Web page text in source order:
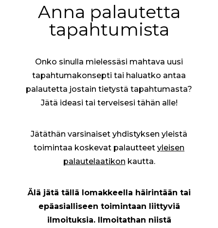
Anna palautetta
tapahtumista
Onko sinulla mielessäsi mahtava uusi
tapahtumakonsepti tai haluatko antaa
palautetta jostain tietystä tapahtumasta?
Jätä ideasi tai terveisesi tähän alle!
Jätäthän varsinaiset yhdistyksen yleistä
toimintaa koskevat palautteet yleisen
palautelaatikon kautta.
Älä jätä tällä lomakkeella häirintään tai
epäasialliseen toimintaan liittyviä
ilmoituksia. Ilmoitathan niistä